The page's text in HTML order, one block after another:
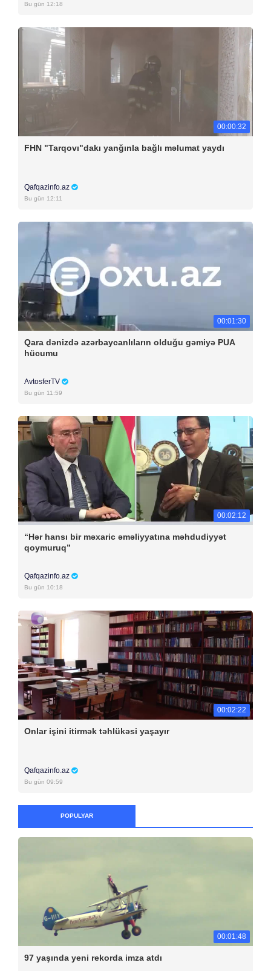
Bu gün 12:18
00:00:32
FHN "Tarqovı"dakı yanğınla bağlı məlumat yaydı
Qafqazinfo.az
Bu gün 12:11
00:01:30
Qara dənizdə azərbaycanlıların olduğu gəmiyə PUA
hücumu
AvtosferTV
Bu gün 11:59
00:02:12
“Hər hansı bir məxaric əməliyyatına məhdudiyyət
qoymuruq”
Qafqazinfo.az
Bu gün 10:18
00:02:22
Onlar işini itirmək təhlükəsi yaşayır
Qafqazinfo.az
Bu gün 09:59
POPULYAR
00:01:48
97 yaşında yeni rekorda imza atdı